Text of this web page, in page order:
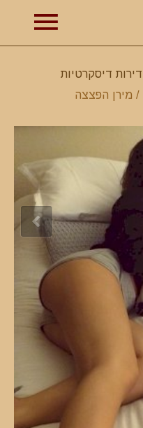
דירות דיסקרטיות
/ מירן הפצצה